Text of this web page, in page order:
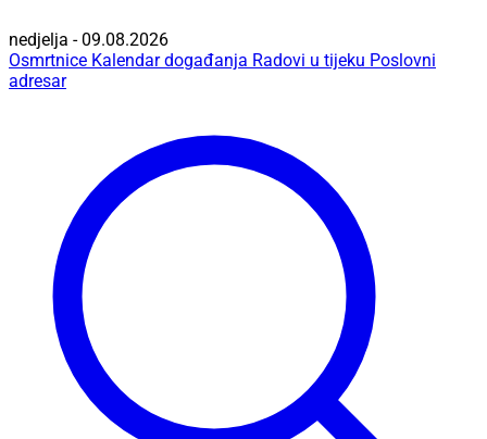
nedjelja - 09.08.2026
Osmrtnice Kalendar događanja Radovi u tijeku Poslovni
adresar